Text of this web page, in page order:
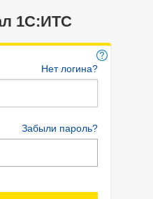
1C:ИТС
Нет логина?
Забыли пароль?